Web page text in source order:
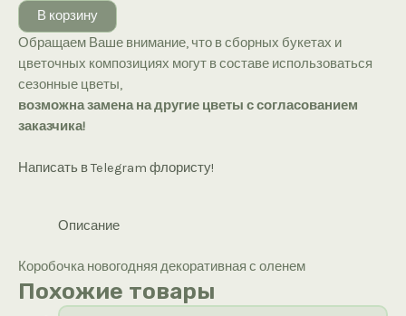
Коробочка
новогодняя
декоративная
с
оленем
В корзину
Обращаем Ваше внимание, что в сборных букетах и
цветочных композициях могут в составе использоваться
сезонные цветы,
возможна замена на другие цветы с согласованием
заказчика!
Написать в Telegram флористу!
Описание
Коробочка новогодняя декоративная с оленем
Похожие товары